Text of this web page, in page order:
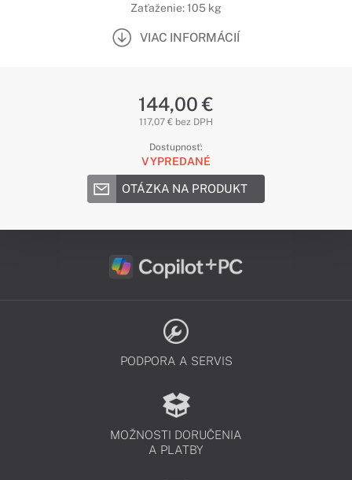
Zaťaženie: 105 kg
VIAC INFORMÁCIÍ
144,00 €
117,07 € bez DPH
Dostupnosť:
VYPREDANÉ
OTÁZKA NA PRODUKT
PODPORA A SERVIS
MOŽNOSTI DORUČENIA
A PLATBY